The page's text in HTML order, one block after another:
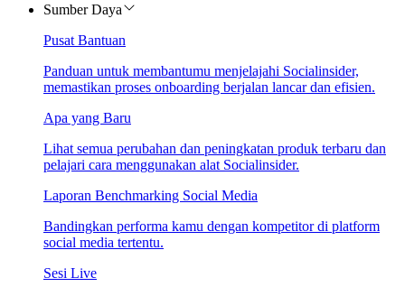
Sumber Daya
Pusat Bantuan
Panduan untuk membantumu menjelajahi Socialinsider,
memastikan proses onboarding berjalan lancar dan efisien.
Apa yang Baru
Lihat semua perubahan dan peningkatan produk terbaru dan
pelajari cara menggunakan alat Socialinsider.
Laporan Benchmarking Social Media
Bandingkan performa kamu dengan kompetitor di platform
social media tertentu.
Sesi Live